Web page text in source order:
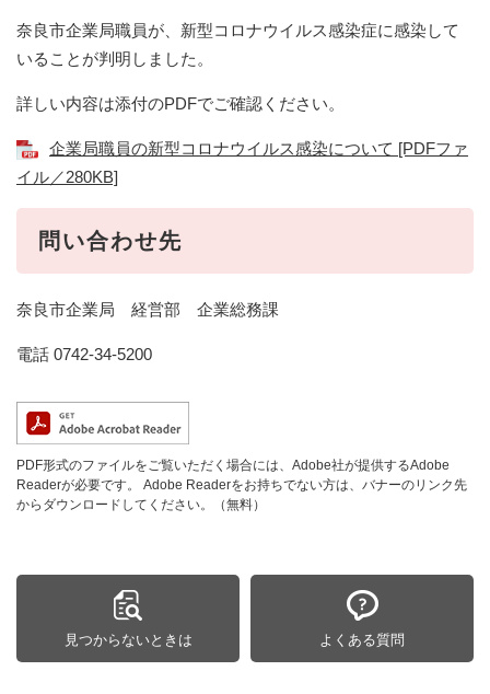
奈良市企業局職員が、新型コロナウイルス感染症に感染して
いることが判明しました。
詳しい内容は添付のPDFでご確認ください。
企業局職員の新型コロナウイルス感染について [PDFファ
イル／280KB]
問い合わせ先
奈良市企業局 経営部 企業総務課
電話 0742-34-5200
PDF形式のファイルをご覧いただく場合には、Adobe社が提供するAdobe
Readerが必要です。
Adobe Readerをお持ちでない方は、バナーのリンク先
からダウンロードしてください。（無料）
見つからないときは よくある質問